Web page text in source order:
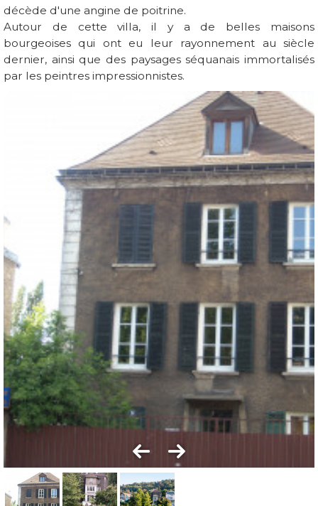
décède d'une angine de poitrine.
Autour de cette villa, il y a de belles maisons
bourgeoises qui ont eu leur rayonnement au siècle
dernier, ainsi que des paysages séquanais immortalisés
par les peintres impressionnistes.